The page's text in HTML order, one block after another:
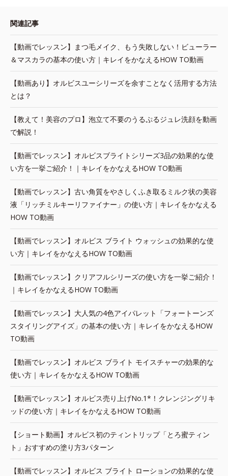
関連記事
【動画でレッスン】まつ毛メイク、もう失敗しない！ビューラー
＆マスカラの基本の使い方｜キレイをかなえるHOW TO動画
【動画あり】オルビスユーシリーズを余すことなく活用する方法
とは？
【教えて！美容のプロ】泡立て不要のうるぷるジュレ洗顔を動画
で解説！
【動画でレッスン】オルビスブライトシリーズ3品の効果的な使
い方を一挙ご紹介！｜キレイをかなえるHOW TO動画
【動画でレッスン】古い角質をやさしくふき取るミルク状の美容
液「リッチミルキーリファイナー」の使い方｜キレイをかなえる
HOW TO動画
【動画でレッスン】オルビス ブライト ウォッシュの効果的な使
い方｜キレイをかなえるHOW TO動画
【動画でレッスン】クリアフルシリーズの使い方を一挙ご紹介！
｜キレイをかなえるHOW TO動画
【動画でレッスン】大人気の4色アイパレット「フォートーンズ
スタイリングアイズ」の基本の使い方｜キレイをかなえるHOW
TO動画
【動画でレッスン】オルビス ブライト モイスチャーの効果的な
使い方｜キレイをかなえるHOW TO動画
【動画でレッスン】オルビス売り上げNo.1*！クレンジングリキ
ッドの使い方｜キレイをかなえるHOW TO動画
【ショート動画】オルビス初のティントリップ「とろ蜜ティン
ト」おすすめの塗り方3パターン
【動画でレッスン】オルビス ブライト ローションの効果的な使